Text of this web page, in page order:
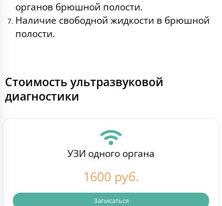
органов брюшной полости.
Наличие свободной жидкости в брюшной
полости.
Стоимость ультразвуковой
диагностики
УЗИ одного органа
1600 руб.
Записаться